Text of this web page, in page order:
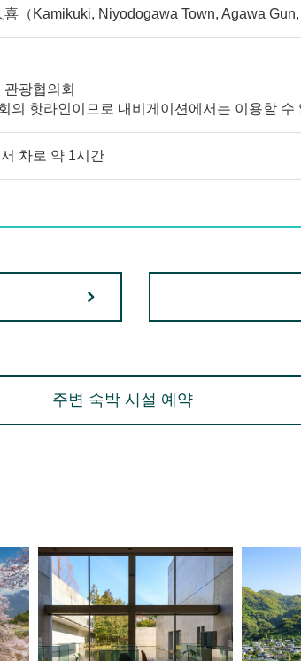
（Kamikuki, Niyodogawa Town, Agawa Gun,
광협의회
의 핫라인이므로 내비게이션에서는 이용할 수
차로 약 1시간
주변 숙박 시설 예약